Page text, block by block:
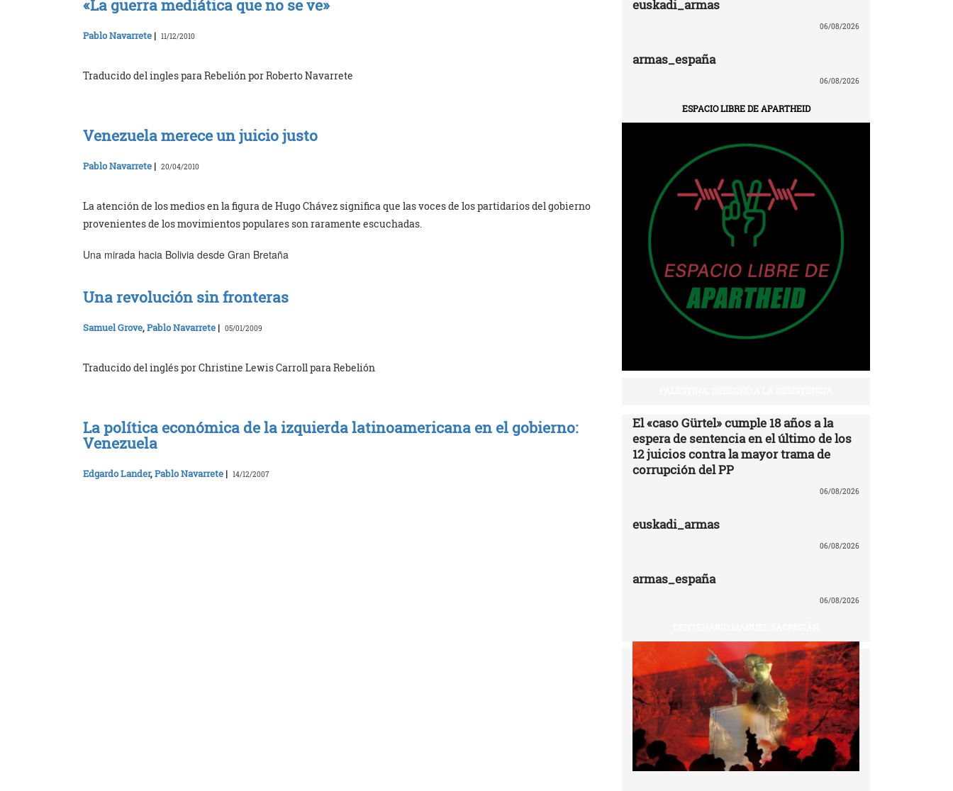
«La guerra mediática que no se ve»
Pablo Navarrete | 11/12/2010
Traducido del ingles para Rebelión por Roberto Navarrete
Venezuela merece un juicio justo
Pablo Navarrete | 20/04/2010
La atención de los medios en la figura de Hugo Chávez significa que las voces de los partidarios del gobierno
provenientes de los movimientos populares son raramente escuchadas.
Una mirada hacia Bolivia desde Gran Bretaña
Una revolución sin fronteras
Samuel Grove,Pablo Navarrete | 05/01/2009
Traducido del inglés por Christine Lewis Carroll para Rebelión
La política económica de la izquierda latinoamericana en el gobierno:
Venezuela
Edgardo Lander,Pablo Navarrete | 14/12/2007
euskadi_armas
06/08/2026
armas_españa
06/08/2026
ESPACIO LIBRE DE APARTHEID
El «caso Gürtel» cumple 18 años a la
espera de sentencia en el último de los
12 juicios contra la mayor trama de
corrupción del PP
06/08/2026
euskadi_armas
06/08/2026
armas_españa
06/08/2026